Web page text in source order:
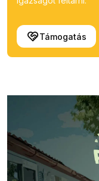
Támogatás